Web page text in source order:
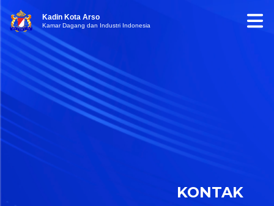
Kadin Kota Arso
Kamar Dagang dan Industri Indonesia
KONTAK